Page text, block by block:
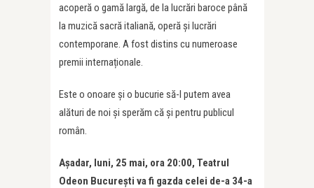
acoperă o gamă largă, de la lucrări baroce până
la muzică sacră italiană, operă și lucrări
contemporane. A fost distins cu numeroase
premii internaționale.
Este o onoare și o bucurie să-l putem avea
alături de noi și sperăm că și pentru publicul
român.
Așadar, luni, 25 mai, ora 20:00, Teatrul
Odeon București va fi gazda celei de-a 34-a